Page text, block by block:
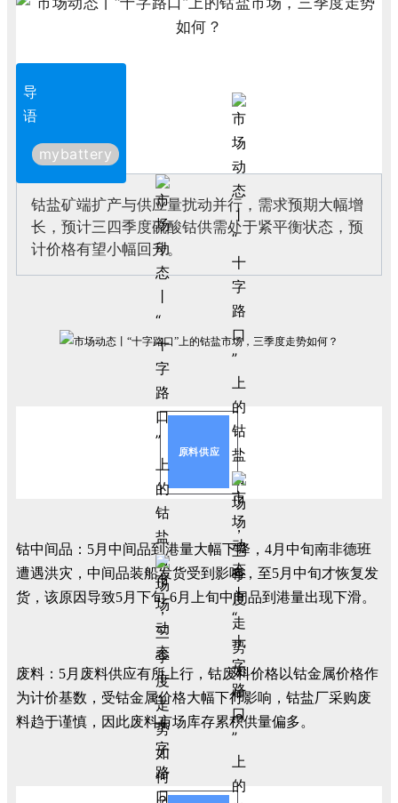
导
语
mybattery
钴盐矿端扩产与供应量扰动并行，需求预期大幅增
长，预计三四季度硫酸钴供需处于紧平衡状态，预
计价格有望小幅回升。
原料供应
钴中间品：5月中间品到港量大幅下降，4月中旬南非德班
遭遇洪灾，中间品装船发货受到影响，至5月中旬才恢复发
货，该原因导致5月下旬-6月上旬中间品到港量出现下滑。
废料：5月废料供应有所上行，钴废料价格以钴金属价格作
为计价基数，受钴金属价格大幅下行影响，钴盐厂采购废
料趋于谨慎，因此废料市场库存累积供量偏多。